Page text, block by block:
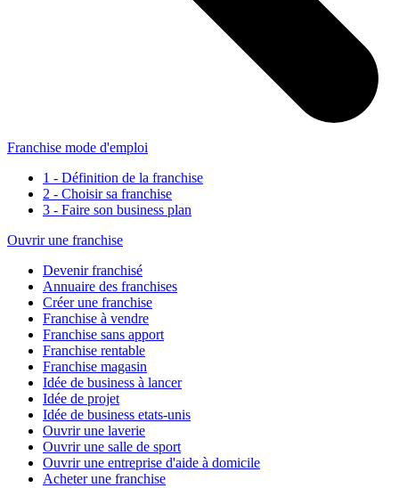
Franchise mode d'emploi
1 - Définition de la franchise
2 - Choisir sa franchise
3 - Faire son business plan
Ouvrir une franchise
Devenir franchisé
Annuaire des franchises
Créer une franchise
Franchise à vendre
Franchise sans apport
Franchise rentable
Franchise magasin
Idée de business à lancer
Idée de projet
Idée de business etats-unis
Ouvrir une laverie
Ouvrir une salle de sport
Ouvrir une entreprise d'aide à domicile
Acheter une franchise